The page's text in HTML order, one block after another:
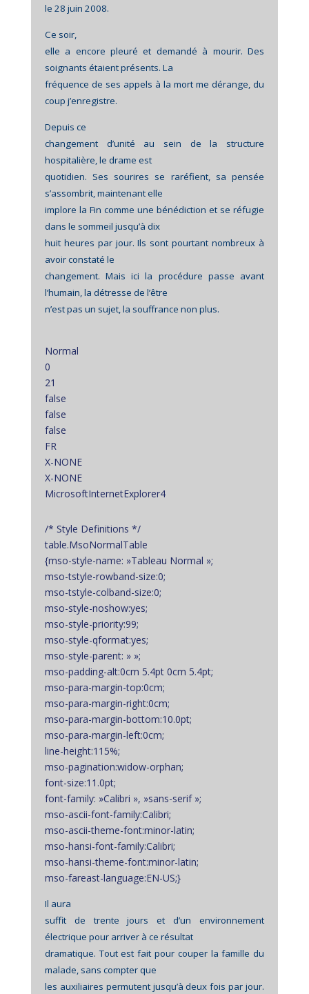
le 28 juin 2008.
Ce soir,
elle a encore pleuré et demandé à mourir. Des
soignants étaient présents. La
fréquence de ses appels à la mort me dérange, du
coup j’enregistre.
Depuis ce
changement d’unité au sein de la structure
hospitalière, le drame est
quotidien. Ses sourires se raréfient, sa pensée
s’assombrit, maintenant elle
implore la Fin comme une bénédiction et se réfugie
dans le sommeil jusqu’à dix
huit heures par jour. Ils sont pourtant nombreux à
avoir constaté le
changement. Mais ici la procédure passe avant
l’humain, la détresse de l’être
n’est pas un sujet, la souffrance non plus.
Normal
0
21
false
false
false
FR
X-NONE
X-NONE
MicrosoftInternetExplorer4
/* Style Definitions */
table.MsoNormalTable
{mso-style-name: »Tableau Normal »;
mso-tstyle-rowband-size:0;
mso-tstyle-colband-size:0;
mso-style-noshow:yes;
mso-style-priority:99;
mso-style-qformat:yes;
mso-style-parent: » »;
mso-padding-alt:0cm 5.4pt 0cm 5.4pt;
mso-para-margin-top:0cm;
mso-para-margin-right:0cm;
mso-para-margin-bottom:10.0pt;
mso-para-margin-left:0cm;
line-height:115%;
mso-pagination:widow-orphan;
font-size:11.0pt;
font-family: »Calibri », »sans-serif »;
mso-ascii-font-family:Calibri;
mso-ascii-theme-font:minor-latin;
mso-hansi-font-family:Calibri;
mso-hansi-theme-font:minor-latin;
mso-fareast-language:EN-US;}
Il aura
suffit de trente jours et d’un environnement
électrique pour arriver à ce résultat
dramatique. Tout est fait pour couper la famille du
malade, sans compter que
les auxiliaires permutent jusqu’à deux fois par jour.